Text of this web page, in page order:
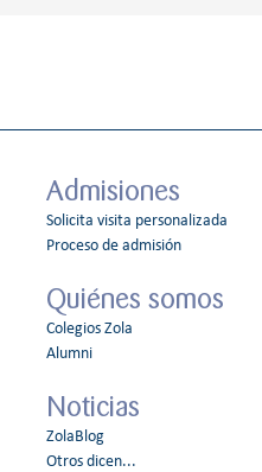
Admisiones
Solicita visita personalizada
Proceso de admisión
Quiénes somos
Colegios Zola
Alumni
Noticias
ZolaBlog
Otros dicen...